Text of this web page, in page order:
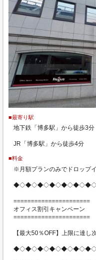
■最寄り駅
地下鉄「博多駅」から徒歩3分
JR「博多駅」から徒歩4分
■料金
※月額プランのみでドロップ
======================
オフィス割引キャンペーン
======================
【最大50％OFF】上限に達し